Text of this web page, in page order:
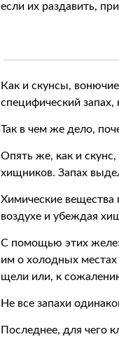
если их раздавить,
Как и скунсы,
специфический
Так в чем же дело,
Опять же, как и
хищников. Запах
Химические вещества
воздухе и убеждая
С помощью этих
им о холодных
щели или, к
Не все запахи
Последнее, для чего